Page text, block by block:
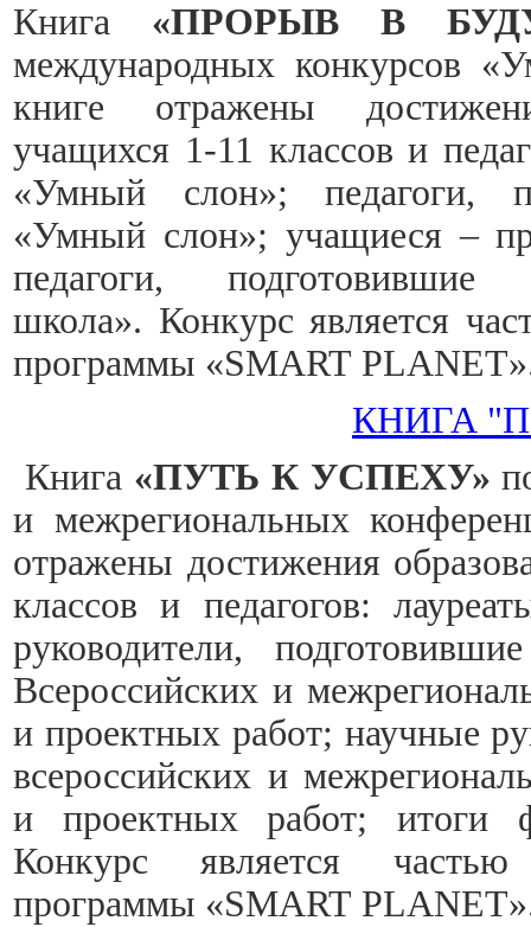
Книга «ПРОРЫВ В
международных конкурсов
книге отражены
учащихся 1-11 классов и
«Умный слон»; педагоги,
«Умный слон»; учащиеся –
педагоги,
школа». Конкурс является
программы «SMART
КНИГА
Книга «ПУТЬ К УСПЕХУ»
и межрегиональных
отражены достижения
классов и педагогов:
руководители,
Всероссийских и
и проектных работ; научные
всероссийских и
и проектных работ; итоги
Конкурс является частью
программы «SMART